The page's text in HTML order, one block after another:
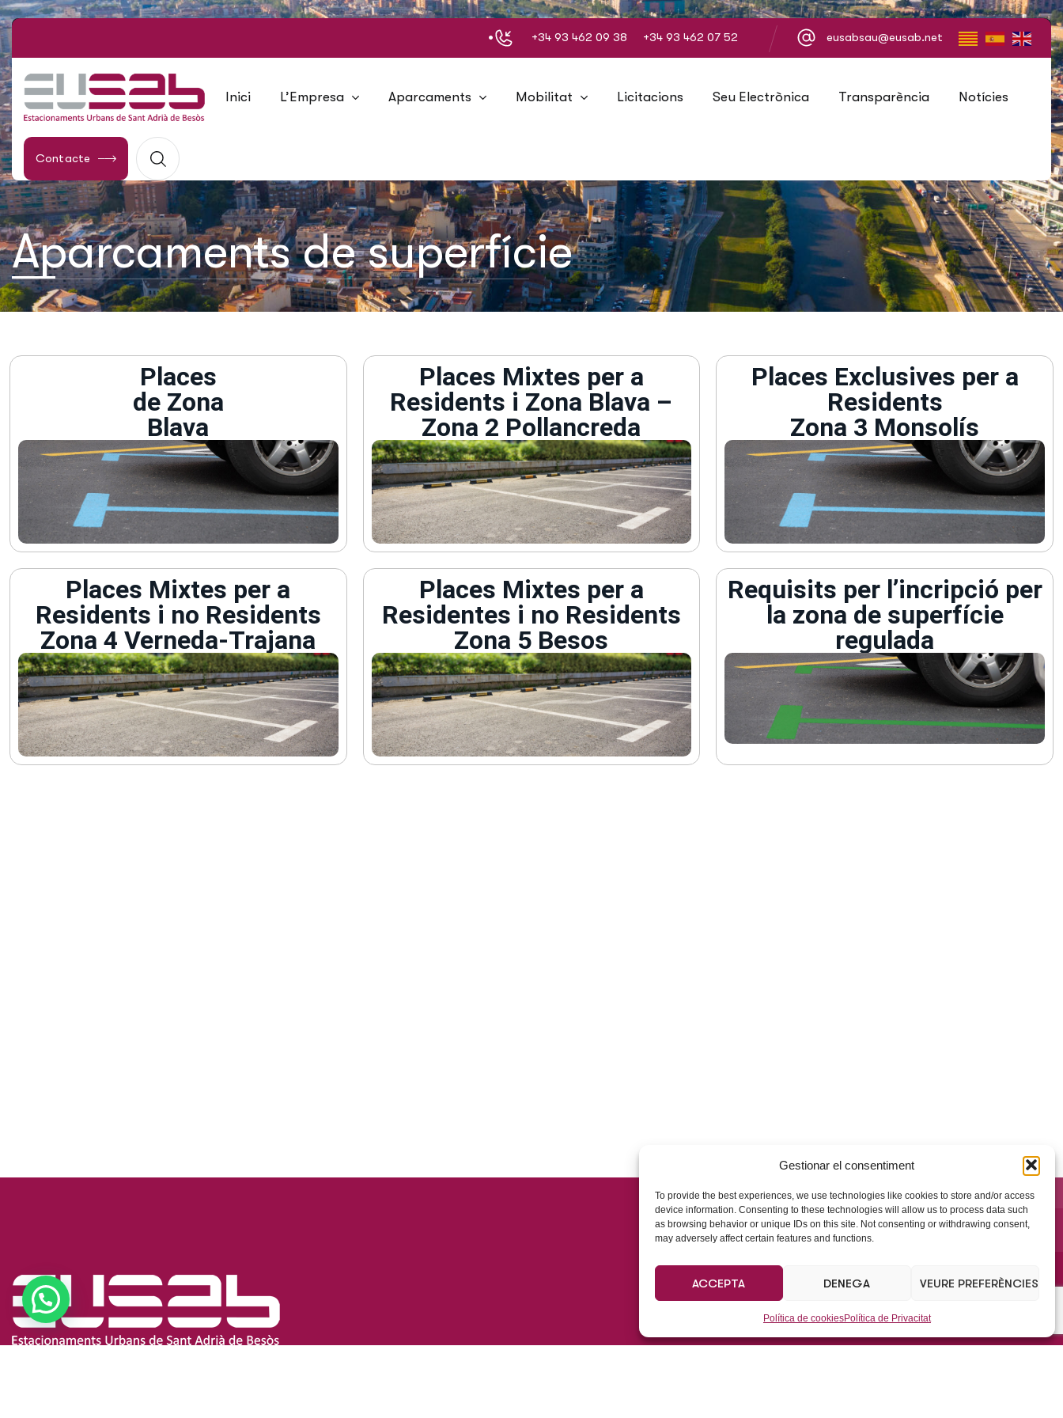
Gestionar el consentiment
To provide the best experiences, we use technologies like cookies to store and/or access
device information. Consenting to these technologies will allow us to process data such
as browsing behavior or unique IDs on this site. Not consenting or withdrawing consent,
may adversely affect certain features and functions.
ACCEPTA DENEGA VEURE PREFERÈNCIES
Política de cookiesPolítica de Privacitat
+34 93 462 09 38 +34 93 462 07 52 eusabsau@eusab.net
Inici L’Empresa Aparcaments Mobilitat Licitacions Seu Electrònica Transparència Notícies
Contacte
Aparcaments de superfície
Places
de Zona
Blava
Places Mixtes per a
Residents i Zona Blava –
Zona 2 Pollancreda
Places Exclusives per a
Residents
Zona 3 Monsolís
Places Mixtes per a
Residents i no Residents
Zona 4 Verneda-Trajana
Places Mixtes per a
Residentes i no Residents
Zona 5 Besos
Requisits per l’incripció per
la zona de superfície
regulada